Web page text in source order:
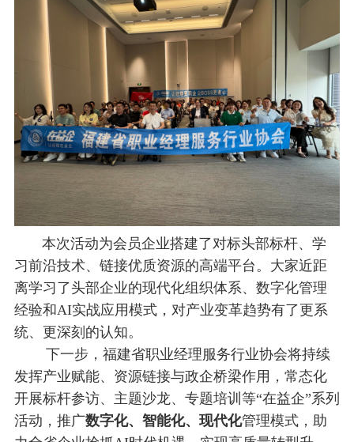
本次活动为会员企业搭建了对标头部标杆、学
习前沿技术、链接优质资源的高端平台。大家近距
离学习了头部企业的现代化组织体系、数字化管理
经验和AI实战应用模式，对产业变革趋势有了更系
统、更深刻的认知。
下一步，福建省职业经理服务行业协会将持续
发挥产业赋能、资源链接与政企桥梁作用，常态化
开展标杆参访、主题沙龙、专题培训等“在益企”系列
活动，推广数字化、智能化、现代化管理模式，助